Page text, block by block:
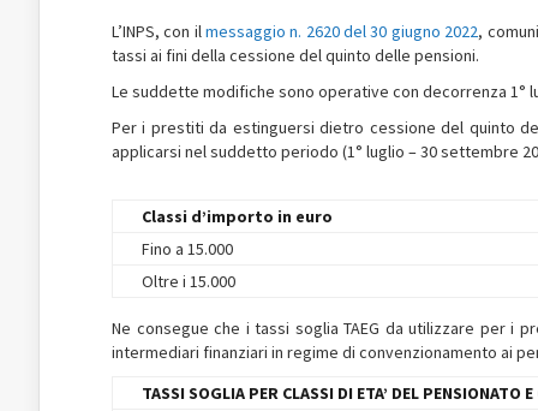
L’INPS, con ilmessaggio n. 2620 del 30 giugno 2022,
tassi ai fini della cessione del quinto delle pensioni.
Le suddette modifiche sono operative con decorrenza 1°
Per i prestiti da estinguersi dietro cessione del quinto
applicarsi nel suddetto periodo (1° luglio – 30 settembre
Classi d’importo in euro
Fino a 15.000
Oltre i 15.000
Ne consegue che i tassi soglia TAEG da utilizzare per i
intermediari finanziari in regime di convenzionamento ai
TASSI SOGLIA PER CLASSI DI ETA’ DEL PENSIONATO